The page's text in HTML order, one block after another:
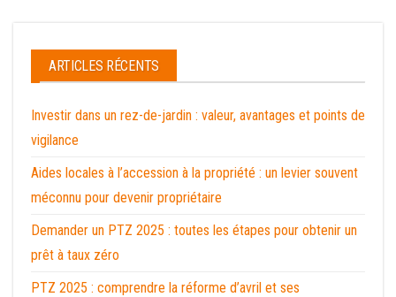
ARTICLES RÉCENTS
Investir dans un rez-de-jardin : valeur, avantages et points de
vigilance
Aides locales à l’accession à la propriété : un levier souvent
méconnu pour devenir propriétaire
Demander un PTZ 2025 : toutes les étapes pour obtenir un
prêt à taux zéro
PTZ 2025 : comprendre la réforme d’avril et ses